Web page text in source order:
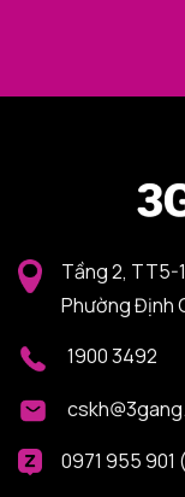
Tầng 2, TT5-
Phường Định
1900 3492
0971 955 901